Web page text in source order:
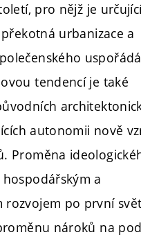
pro nějž je
urbanizace a
tendencí je také
autonomii nově
Proměna
a
rozvojem po první
nároků na